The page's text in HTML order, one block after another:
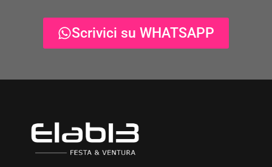
Scrivici su WHATSAPP